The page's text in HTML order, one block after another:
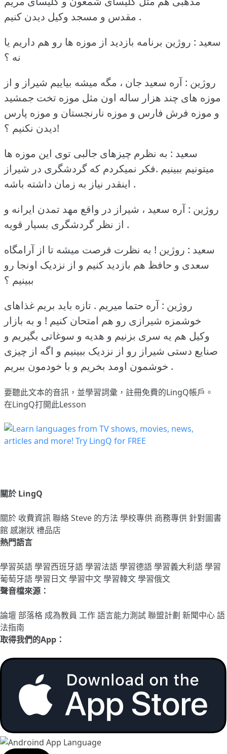
مقدس و مسجد وکیل دیدن کنیم .
سعید : روژین برنامه بازدید از موزه ها رو هم داریم یا
نه ؟
روژین : آره سعید جان ، مگه میشه بیاییم شیراز و از
موزه های چند هزار ساله اون مثل موزه تخت جمشید
و موزه فرش فارس و موزه نارنجستان و موزه پارس
دیدن نکنیم ؟!
سعید : به نظرم چیزهای جالبی توی این موزه ها
میتونیم ببینیم .فکر نمیکردم که گردشگری در شیراز
اینقدر نیاز به زمان داشته باشه .
روژین : آره سعید ، شیراز در واقع مهد تمدن ایرانه و
از نظر گردشگری بسیار قویه .
سعید : روژین ! به نظرت فرصت میشه تا از آرامگاه
سعدی و حافظ هم بازدید کنیم و از نزدیک اونجا رو
ببینیم ؟
روژین : آره حتما میریم . تازه باید بریم غذاهای
خوشمزه شیرازی رو هم امتحان کنیم ! و به بازار
وکیل هم یه سری بزنیم و هدیه و سوغاتی بگیریم و
صنایع دستی شیراز رو از نزدیک ببینیم و اگه از چیزی
خوشمون اومد بخریم و با خودمون ببریم .
要聽此文本的音訊，並學習詞彙， 註冊免費的LingQ帳戶。
在LingQ打開此Lesson
關於 LingQ
關於 收費資訊聯絡Steve 的方法 學校專供 商務專供 針對圖書
館 感謝狀禮品店
熱門語言
學習英語學習西班牙語學習法語學習德語學習義大利語學習
葡萄牙語學習日文學習中文學習韓文學習俄文
聲音檔來源：
論壇部落格 成為教員 工作語言能力測試聯盟計劃 新聞中心語
法指南
取得我們的App：